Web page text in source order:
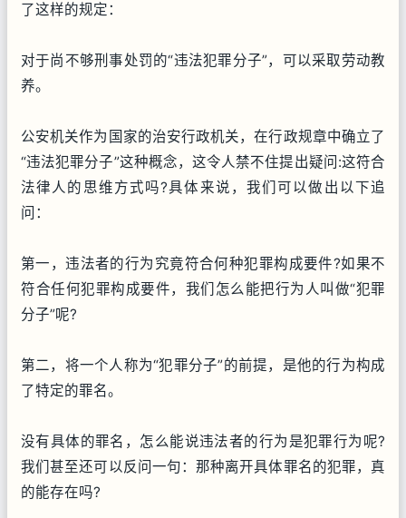
了这样的规定：
对于尚不够刑事处罚的“违法犯罪分子”，可以采取劳动教
养。
公安机关作为国家的治安行政机关，在行政规章中确立了
“违法犯罪分子”这种概念，这令人禁不住提出疑问:这符合
法律人的思维方式吗?具体来说，我们可以做出以下追
问：
第一，违法者的行为究竟符合何种犯罪构成要件?如果不
符合任何犯罪构成要件，我们怎么能把行为人叫做“犯罪
分子”呢?
第二，将一个人称为“犯罪分子”的前提，是他的行为构成
了特定的罪名。
没有具体的罪名，怎么能说违法者的行为是犯罪行为呢?
我们甚至还可以反问一句：那种离开具体罪名的犯罪，真
的能存在吗?